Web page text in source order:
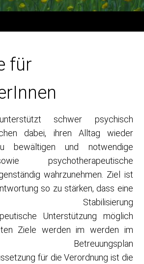
für
schwer psychisch
dabei, ihren Alltag wieder
bewältigen und notwendige
psychotherapeutische
wahrzunehmen. Ziel ist
so zu stärken, dass eine
Stabilisierung
Unterstützung möglich
Ziele werden im werden im
Betreuungsplan
für die Verordnung ist die